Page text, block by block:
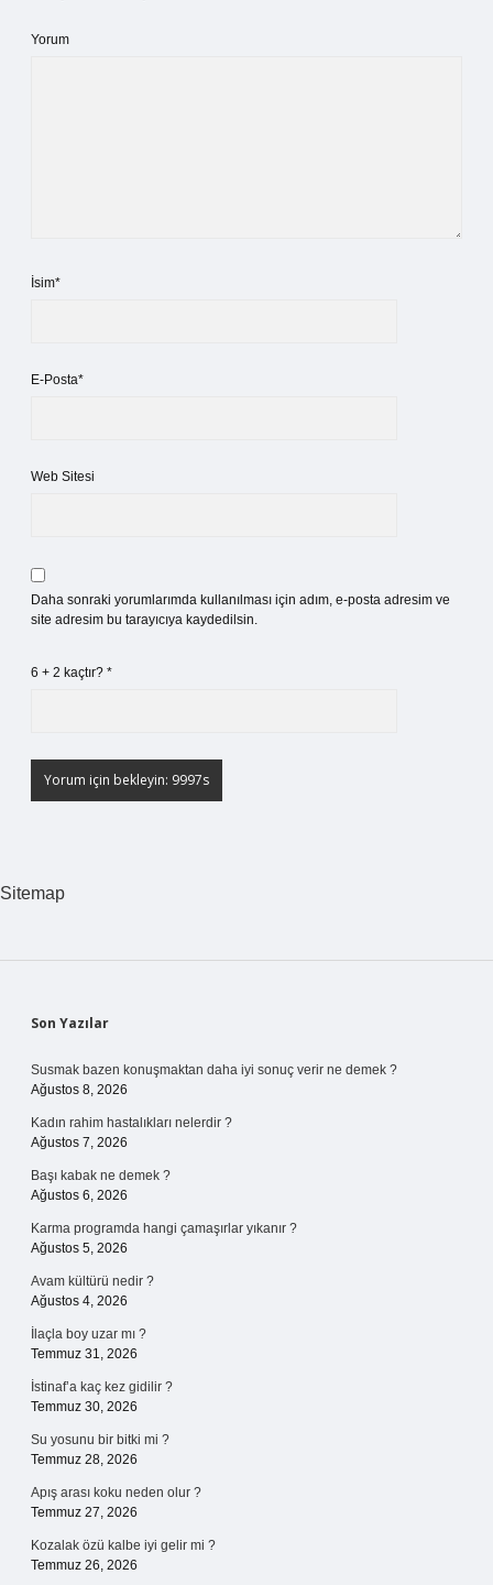
Yorum
İsim*
E-Posta*
Web Sitesi
Daha sonraki yorumlarımda kullanılması için adım, e-posta adresim ve
site adresim bu tarayıcıya kaydedilsin.
6 + 2 kaçtır? *
Sitemap
Sidebar
Son Yazılar
Susmak bazen konuşmaktan daha iyi sonuç verir ne demek ?
Ağustos 8, 2026
Kadın rahim hastalıkları nelerdir ?
Ağustos 7, 2026
Başı kabak ne demek ?
Ağustos 6, 2026
Karma programda hangi çamaşırlar yıkanır ?
Ağustos 5, 2026
Avam kültürü nedir ?
Ağustos 4, 2026
İlaçla boy uzar mı ?
Temmuz 31, 2026
İstinaf’a kaç kez gidilir ?
Temmuz 30, 2026
Su yosunu bir bitki mi ?
Temmuz 28, 2026
Apış arası koku neden olur ?
Temmuz 27, 2026
Kozalak özü kalbe iyi gelir mi ?
Temmuz 26, 2026